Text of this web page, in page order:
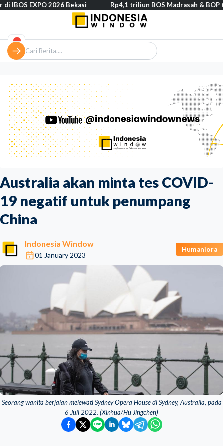
Australia akan minta tes COVID-
19 negatif untuk penumpang
China
Indonesia Window
01 January 2023
Humaniora
Seorang wanita berjalan melewati Sydney Opera House di Sydney, Australia, pada
6 Juli 2022. (Xinhua/Hu Jingchen)
2026 Bekasi Rp4,1 triliun BOS Madrasah & BOP tahap II